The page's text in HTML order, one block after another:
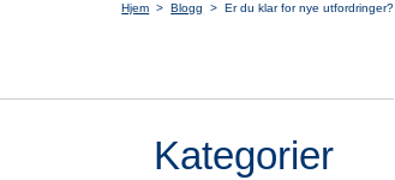
Hjem > Blogg > Er du klar for nye utfordringer?
Kategorier